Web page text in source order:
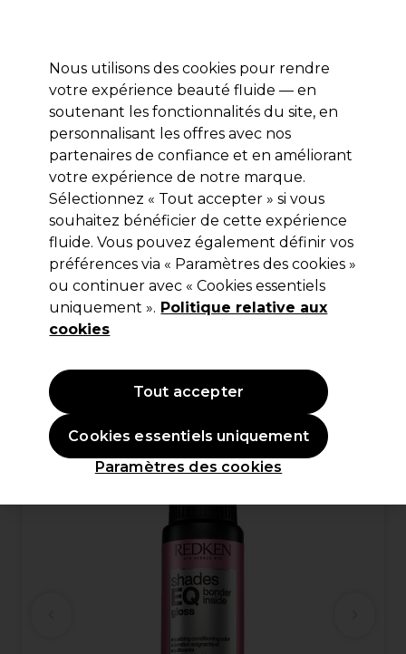
Se connecter
Marques Bons plans Coiffure Electro et Matériel
Livraison et délais
lire la suite
Redken
Redken Shades EQ Bonder Inside
Coloration capillaire demi-
permanente - 08NP Opal Shimmer
60ml
12,80 € Hors TVA
(TARIF PROFESSIONNEL)
15,36 € TVA incluse)| 21.33 € pour 100ml
OFFRE
Nous utilisons des cookies pour rendre
votre expérience beauté fluide — en
soutenant les fonctionnalités du site, en
personnalisant les offres avec nos
partenaires de confiance et en améliorant
votre expérience de notre marque.
Sélectionnez « Tout accepter » si vous
souhaitez bénéficier de cette expérience
fluide. Vous pouvez également définir vos
préférences via « Paramètres des cookies »
ou continuer avec « Cookies essentiels
uniquement ». Politique relative aux
cookies
Paramètres des cookies
Cookies essentiels uniquement
Tout accepter